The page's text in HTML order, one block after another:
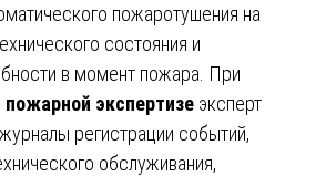
пожаротушения на
состояния и
в момент пожара. При
экспертизе эксперт
регистрации событий,
обслуживания,